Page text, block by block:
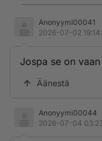
Anonyymi00041
2026-07-02
Jospa se on
Äänestä
Anonyymi00044
2026-07-04